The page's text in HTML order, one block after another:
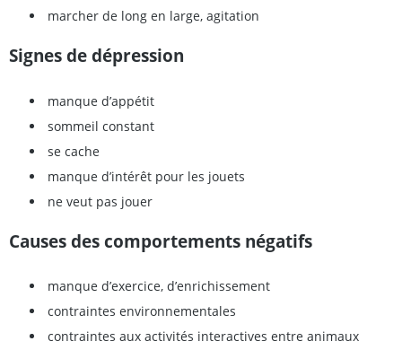
marcher de long en large, agitation
Signes de dépression
manque d’appétit
sommeil constant
se cache
manque d’intérêt pour les jouets
ne veut pas jouer
Causes des comportements négatifs
manque d’exercice, d’enrichissement
contraintes environnementales
contraintes aux activités interactives entre animaux